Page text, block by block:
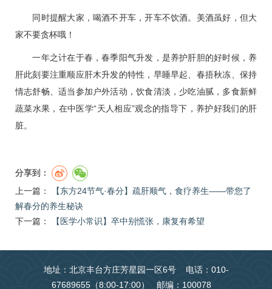
同时提醒大家，喝酒不开车，开车不饮酒。美酒虽好，但大
家不要贪杯哦！
一年之计在于春，春季阳气升发，是养护肝胆的好时候，养
肝此刻要注重顺应肝木升发的特性，早睡早起、春捂秋冻、保持
情志舒畅、适当参加户外活动，饮食清淡，少吃油腻，多食新鲜
蔬菜水果，在中医学“天人相应”观念的指导下，养护好我们的肝
脏。
分享到：
上一篇：
【东方24节气·春分】疏肝顺气，食疗养生——带您了
解春分的养生秘诀
下一篇：
【医学小常识】卒中别慌张，康复有希望
地址：北京丰台方庄芳星园一区6号 电话：010-
67689655（8:00-17:00） 邮编：100078